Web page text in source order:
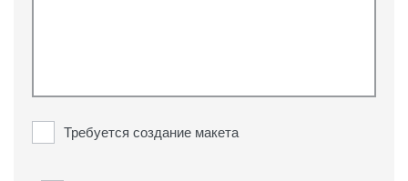
Требуется создание макета